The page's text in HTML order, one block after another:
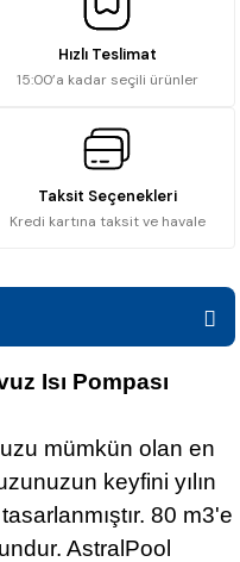
Hızlı Teslimat
15:00’a kadar seçili ürünler
Taksit Seçenekleri
Kredi kartına taksit ve havale
Isı Pompası
mümkün olan en
keyfini yılın
80 m3'e
AstralPool